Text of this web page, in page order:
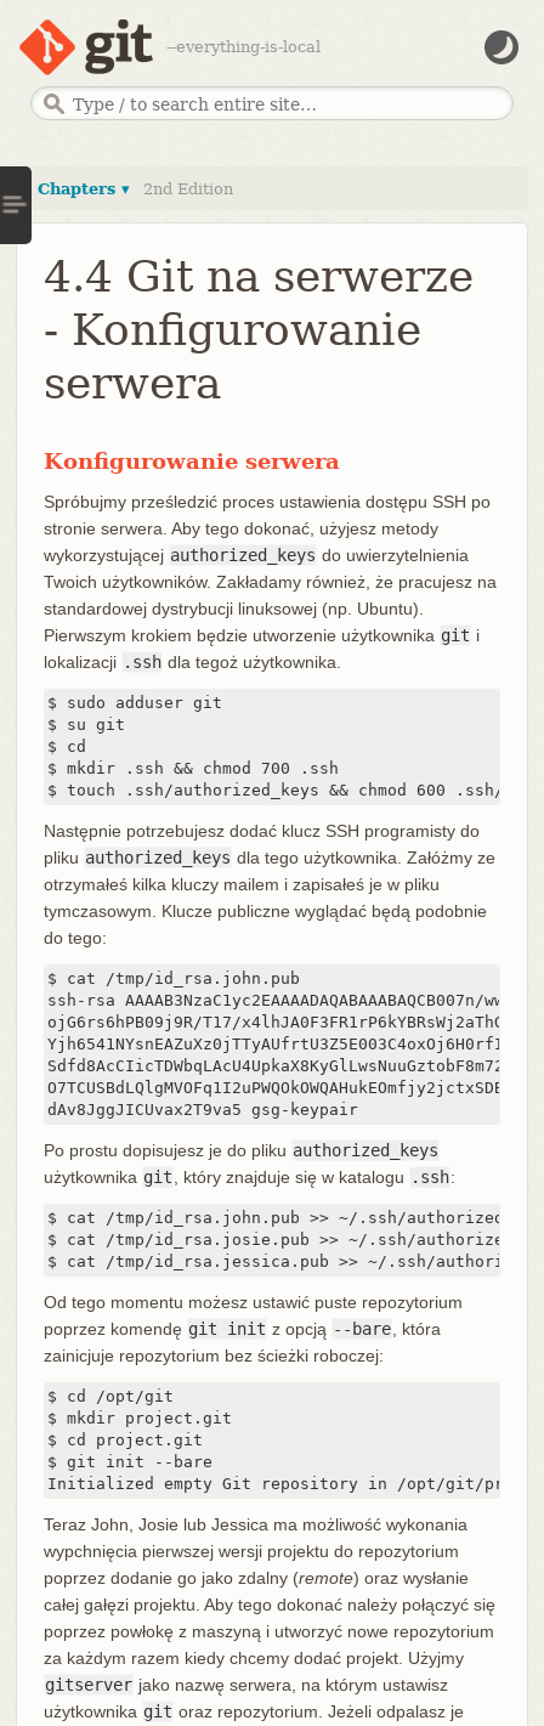
--everything-is-local
Chapters ▾ 2nd Edition
4.4 Git na serwerze
- Konfigurowanie
serwera
Konfigurowanie serwera
Spróbujmy prześledzić proces ustawienia dostępu SSH po
stronie serwera. Aby tego dokonać, użyjesz metody
wykorzystującej authorized_keys do uwierzytelnienia
Twoich użytkowników. Zakładamy również, że pracujesz na
standardowej dystrybucji linuksowej (np. Ubuntu).
Pierwszym krokiem będzie utworzenie użytkownika git i
lokalizacji .ssh dla tegoż użytkownika.
$ sudo adduser git
$ su git
$ cd
$ mkdir .ssh && chmod 700 .ssh
$ touch .ssh/authorized_keys && chmod 600 .ssh/
Następnie potrzebujesz dodać klucz SSH programisty do
pliku authorized_keys dla tego użytkownika. Załóżmy ze
otrzymałeś kilka kluczy mailem i zapisałeś je w pliku
tymczasowym. Klucze publiczne wyglądać będą podobnie
do tego:
$ cat /tmp/id_rsa.john.pub
ssh-rsa AAAAB3NzaC1yc2EAAAADAQABAAABAQCB007n/
ojG6rs6hPB09j9R/T17/
dAv8JggJICUvax2T9va5 gsg-keypair
Po prostu dopisujesz je do pliku authorized_keys
użytkownika git , który znajduje się w katalogu .ssh:
$ cat /tmp/id_rsa.john.pub >> ~/.ssh/
$ cat /tmp/id_rsa.josie.pub >> ~/.ssh/
$ cat /tmp/id_rsa.jessica.pub >> ~/.ssh/
Od tego momentu możesz ustawić puste repozytorium
poprzez komendę git init z opcją --bare , która
zainicjuje repozytorium bez ścieżki roboczej:
$ cd /opt/git
$ mkdir project.git
$ cd project.git
$ git init --bare
Initialized empty Git repository in /opt/git/
Teraz John, Josie lub Jessica ma możliwość wykonania
wypchnięcia pierwszej wersji projektu do repozytorium
poprzez dodanie go jako zdalny (remote) oraz wysłanie
całej gałęzi projektu. Aby tego dokonać należy połączyć się
poprzez powłokę z maszyną i utworzyć nowe repozytorium
za każdym razem kiedy chcemy dodać projekt. Użyjmy
gitserver jako nazwę serwera, na którym ustawisz
użytkownika git oraz repozytorium. Jeżeli odpalasz je